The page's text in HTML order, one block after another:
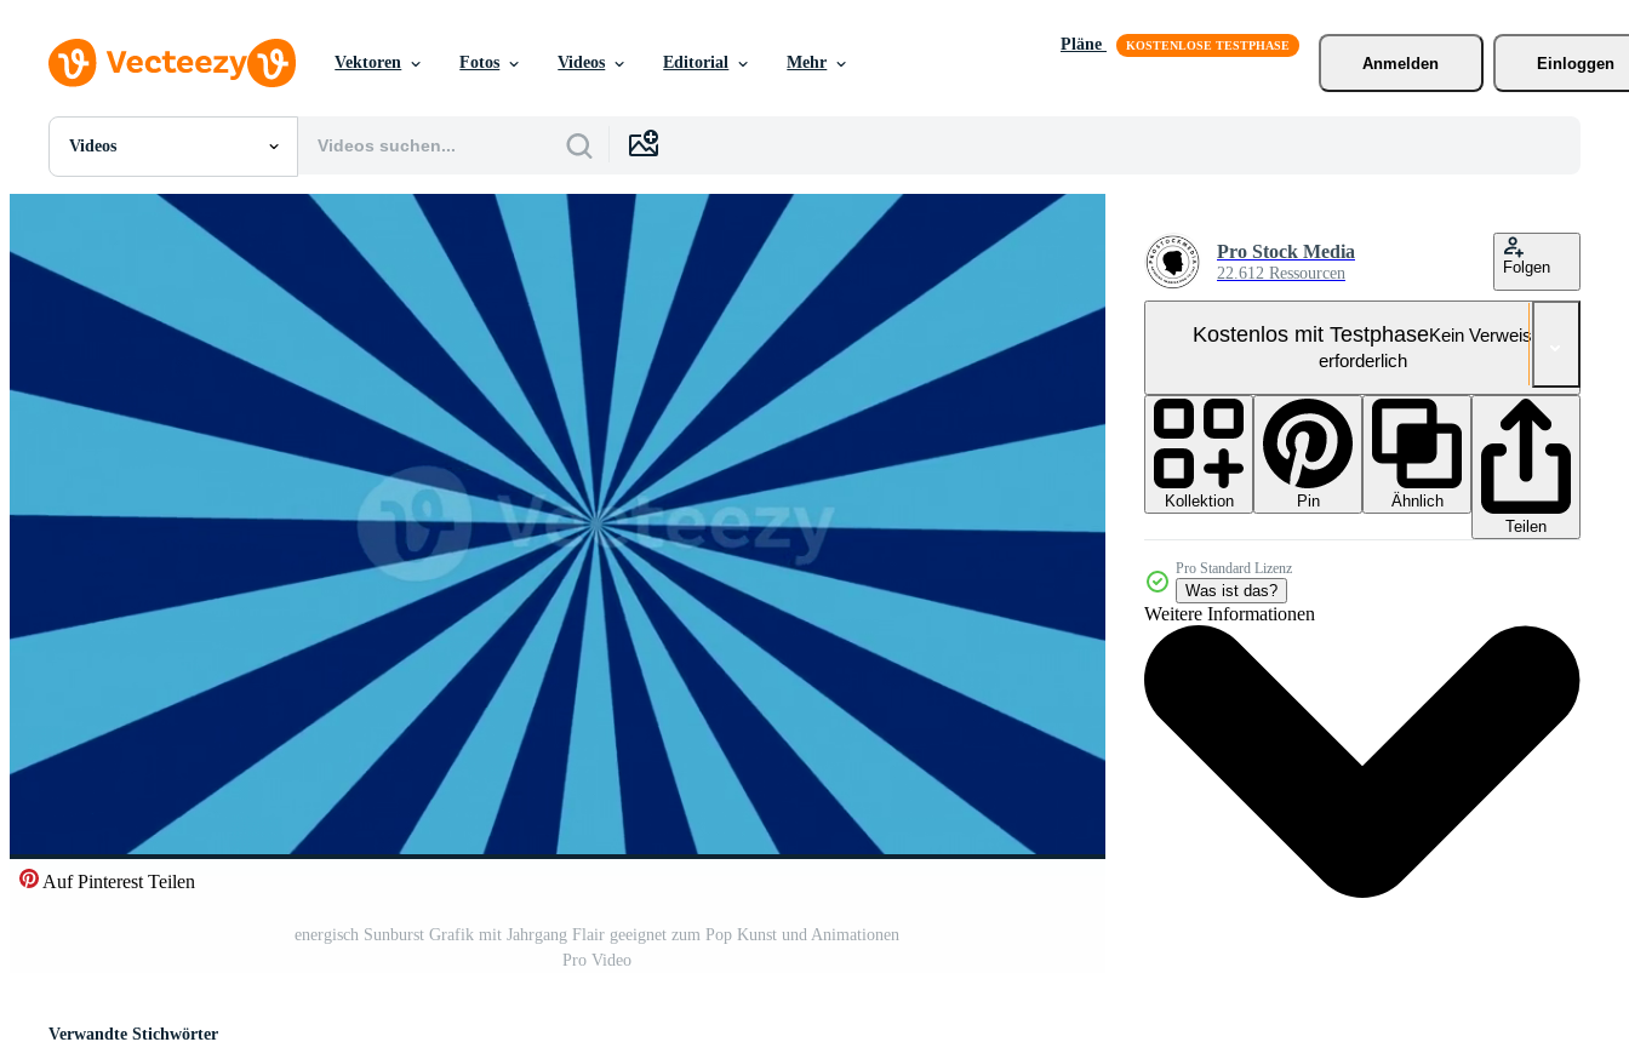
Vektoren Fotos Videos Editorial Mehr
Pläne
Anmelden
Einloggen
Videos
Alle Bilder
Vorlagen
Vektoren
Redaktionelle Ereignisse
Auf Pinterest Teilen
energisch Sunburst Grafik mit Jahrgang Flair geeignet zum Pop Kunst und Animationen
Pro Video
Pro Stock Media
22.612 Ressourcen Folgen
Kostenlos mit TestphaseKein Verweis
erforderlich
Kollektion Pin
Ähnlich
Teilen
Pro Standard Lizenz
Was ist das?
Weitere Informationen
Verwandte Stichwörter